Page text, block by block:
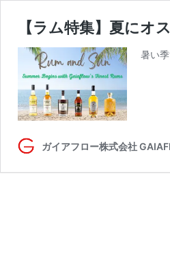
【ラム特集】夏にオ
暑い
ガイアフロー株式会社